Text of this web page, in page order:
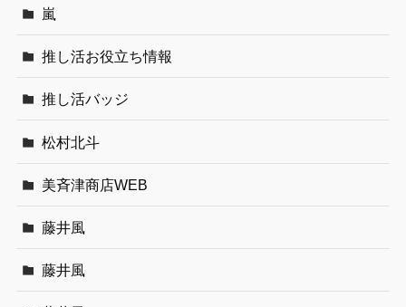
嵐
推し活お役立ち情報
推し活バッジ
松村北斗
美斉津商店WEB
藤井風
藤井風